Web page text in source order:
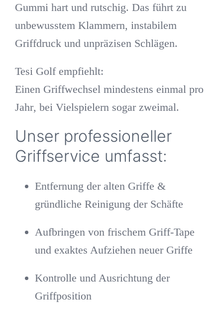
Gummi hart und rutschig. Das führt zu
unbewusstem Klammern, instabilem
Griffdruck und unpräzisen Schlägen.
Tesi Golf empfiehlt:
Einen Griffwechsel mindestens einmal pro
Jahr, bei Vielspielern sogar zweimal.
Unser professioneller
Griffservice umfasst:
Entfernung der alten Griffe &
gründliche Reinigung der Schäfte
Aufbringen von frischem Griff-Tape
und exaktes Aufziehen neuer Griffe
Kontrolle und Ausrichtung der
Griffposition